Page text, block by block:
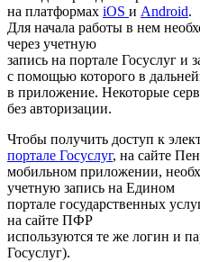
на платформах iOS и Android.
Для начала работы в нем
через учетную
запись на портале Госуслуг и
с помощью которого в
в приложение. Некоторые
без авторизации.
Чтобы получить доступ к
портале Госуслуг, на сайте
мобильном приложении,
учетную запись на Едином
портале государственных
на сайте ПФР
используются те же логин и
Госуслуг).